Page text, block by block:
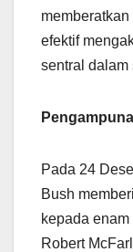
efektif
sentral dalam
Pada 24
Bush
kepada
Robert